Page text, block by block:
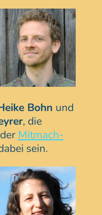
Bohn und
, die
Mitmach-
sein.